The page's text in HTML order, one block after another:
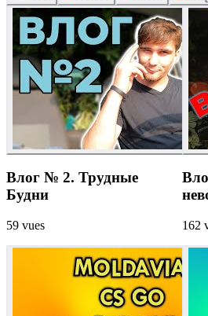
Влог № 2. Трудные
Будни
59 vues 162